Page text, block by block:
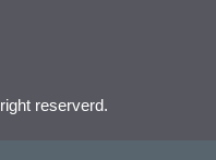
reserverd.